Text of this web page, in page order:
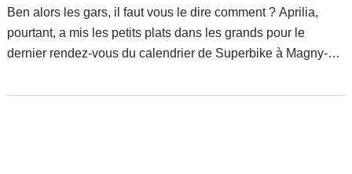
Ben alors les gars, il faut vous le dire comment ? Aprilia,
pourtant, a mis les petits plats dans les grands pour le
dernier rendez-vous du calendrier de Superbike à Magny-
passionnant championnat, qui aura lieu les 5, 6 et 7 octobre